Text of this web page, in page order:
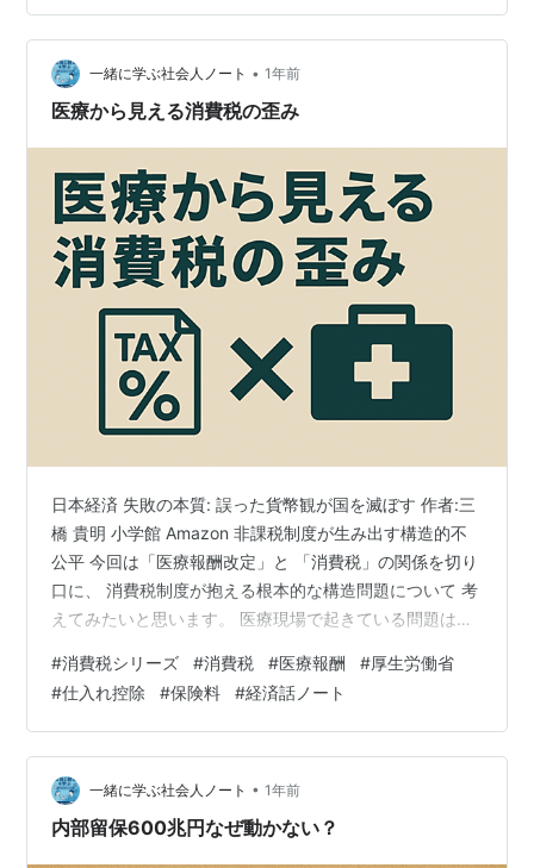
です。 各国の教育支出変化（1990年代から現在） 中
国：約24倍に拡大 韓国：約5倍に拡大 アメリカ：約4倍
に拡大 日本：0.9倍（実質的に縮小） なぜ日本だ…
一緒に学ぶ社会人ノート • 1年前
医療から見える消費税の歪み
日本経済 失敗の本質: 誤った貨幣観が国を滅ぼす 作者:三
橋 貴明 小学館 Amazon 非課税制度が生み出す構造的不
公平 今回は「医療報酬改定」と 「消費税」の関係を切り
口に、 消費税制度が抱える根本的な構造問題について 考
えてみたいと思います。 医療現場で起きている問題は、
しているのです。 一見「患者負担軽減」のための善意の
制度が、 なぜ現場に深刻な歪みをもたらすのか。 その仕
組みを理解することで、 消費税という税制の本質が見え
てきます。 www.syakaijinnote.com 第1章 消費税と医療
の根本的矛盾 「非課税の罠」 診療…
#消費税シリーズ #消費税 #医療報酬 #厚生労働省
#仕入れ控除 #保険料 #経済話ノート
一緒に学ぶ社会人ノート • 1年前
内部留保600兆円なぜ動かない？